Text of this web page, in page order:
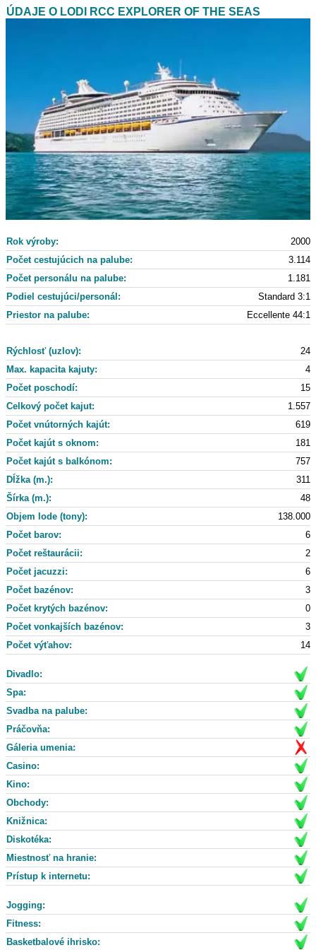
ÚDAJE O LODI RCC EXPLORER OF THE SEAS
Rok výroby:
2000
Počet cestujúcich na palube:
3.114
Počet personálu na palube:
1.181
Podiel cestujúci/personál:
Standard 3:1
Priestor na palube:
Eccellente 44:1
24
Rýchlosť (uzlov):
4
Max. kapacita kajuty:
Počet poschodí:
15
Celkový počet kajut:
1.557
Počet vnútorných kajút:
619
Počet kajút s oknom:
181
Počet kajút s balkónom:
757
Dĺžka (m.):
311
Šírka (m.):
48
Objem lode (tony):
138.000
Počet barov:
6
Počet reštaurácii:
2
Počet jacuzzi:
6
Počet bazénov:
3
Počet krytých bazénov:
0
Počet vonkajších bazénov:
3
Počet výťahov:
14
Divadlo:
Spa:
Svadba na palube:
Práčovňa:
Gáleria umenia:
Casino:
Kino:
Obchody:
Knižnica:
Diskotéka:
Miestnosť na hranie:
Prístup k internetu:
Jogging:
Fitness:
Basketbalové ihrisko: